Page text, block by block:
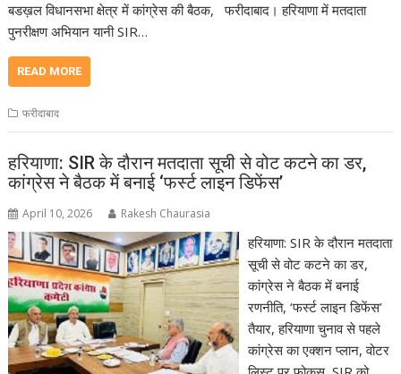
बडख़ल विधानसभा क्षेत्र में कांग्रेस की बैठक, फरीदाबाद। हरियाणा में मतदाता
पुनरीक्षण अभियान यानी SIR…
READ MORE
फरीदाबाद
हरियाणा: SIR के दौरान मतदाता सूची से वोट कटने का डर,
कांग्रेस ने बैठक में बनाई ‘फर्स्ट लाइन डिफेंस’
April 10, 2026 Rakesh Chaurasia
हरियाणा: SIR के दौरान मतदाता
सूची से वोट कटने का डर,
कांग्रेस ने बैठक में बनाई
रणनीति, ‘फर्स्ट लाइन डिफेंस’
तैयार, हरियाणा चुनाव से पहले
कांग्रेस का एक्शन प्लान, वोटर